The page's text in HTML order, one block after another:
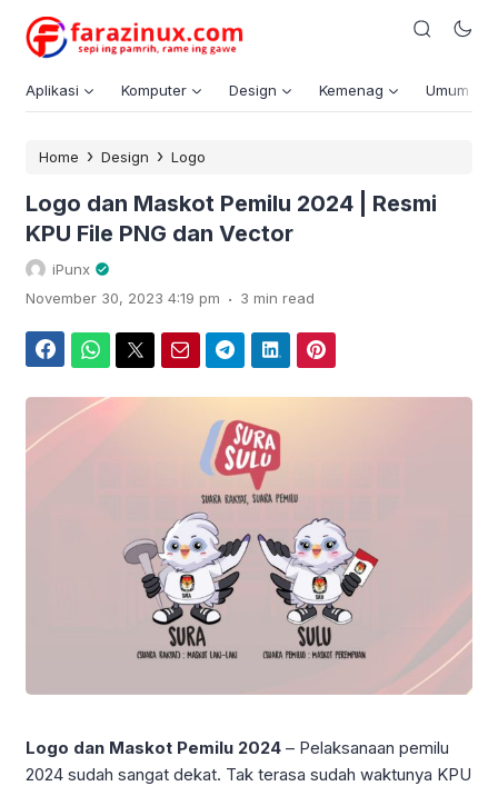
Aplikasi Komputer Design Kemenag Umum
Home › Design › Logo
Logo dan Maskot Pemilu 2024 | Resmi
KPU File PNG dan Vector
iPunx
November 30, 2023 4:19 pm . 3 min read
Logo dan Maskot Pemilu 2024 – Pelaksanaan pemilu
2024 sudah sangat dekat. Tak terasa sudah waktunya KPU